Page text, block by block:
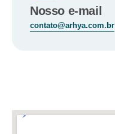
Nosso e-mail
contato@arhya.com.br